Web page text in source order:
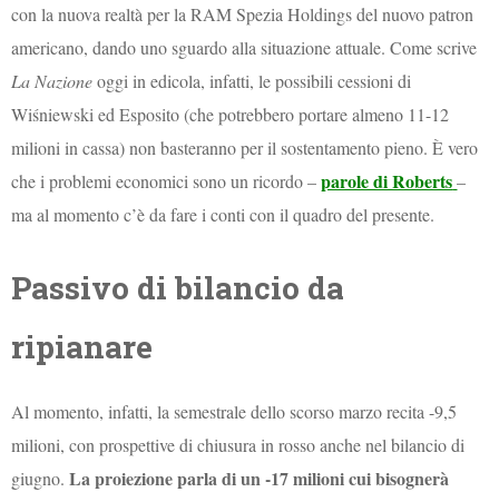
con la nuova realtà per la RAM Spezia Holdings del nuovo patron
americano, dando uno sguardo alla situazione attuale. Come scrive
La Nazioneoggi in edicola, infatti, le possibili cessioni di
Wiśniewski ed Esposito (che potrebbero portare almeno 11-12
milioni in cassa) non basteranno per il sostentamento pieno. È vero
che i problemi economici sono un ricordo –parole di Roberts –
ma al momento c’è da fare i conti con il quadro del presente.
Passivo di bilancio da
ripianare
Al momento, infatti, la semestrale dello scorso marzo recita -9,5
milioni, con prospettive di chiusura in rosso anche nel bilancio di
giugno.La proiezione parla di un -17 milioni cui bisognerà